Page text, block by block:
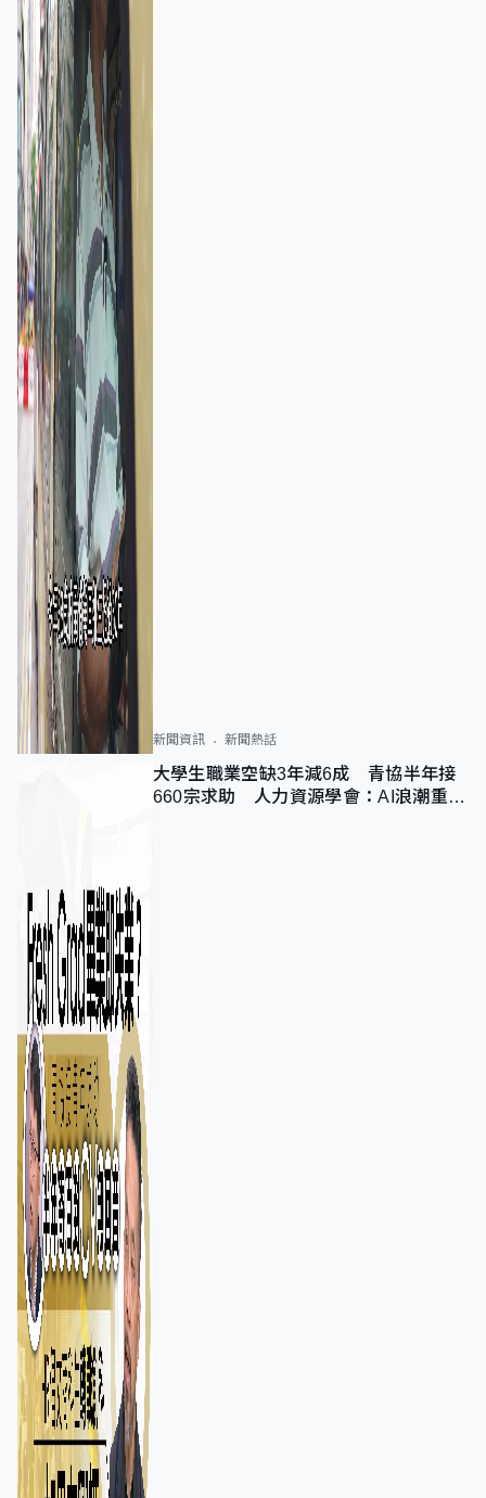
新聞資訊 新聞熱話
大學生職業空缺3年減6成 青協半年接
660宗求助 人力資源學會：AI浪潮重整